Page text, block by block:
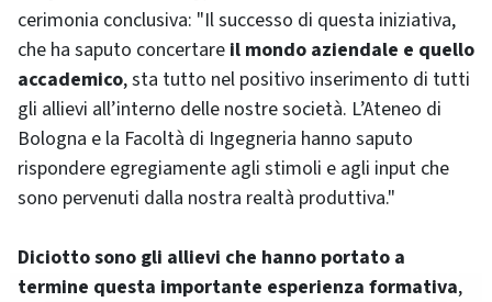
cerimonia conclusiva: "Il successo di questa iniziativa,
che ha saputo concertare il mondo aziendale e quello
accademico, sta tutto nel positivo inserimento di tutti
gli allievi all’interno delle nostre società. L’Ateneo di
Bologna e la Facoltà di Ingegneria hanno saputo
rispondere egregiamente agli stimoli e agli input che
sono pervenuti dalla nostra realtà produttiva."
Diciotto sono gli allievi che hanno portato a
termine questa importante esperienza formativa,